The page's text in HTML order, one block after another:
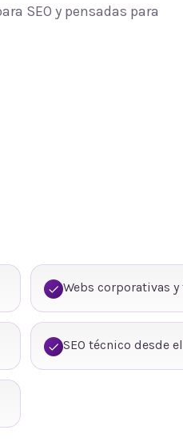
SEO y pensadas para
Webs corporativas
SEO técnico desde